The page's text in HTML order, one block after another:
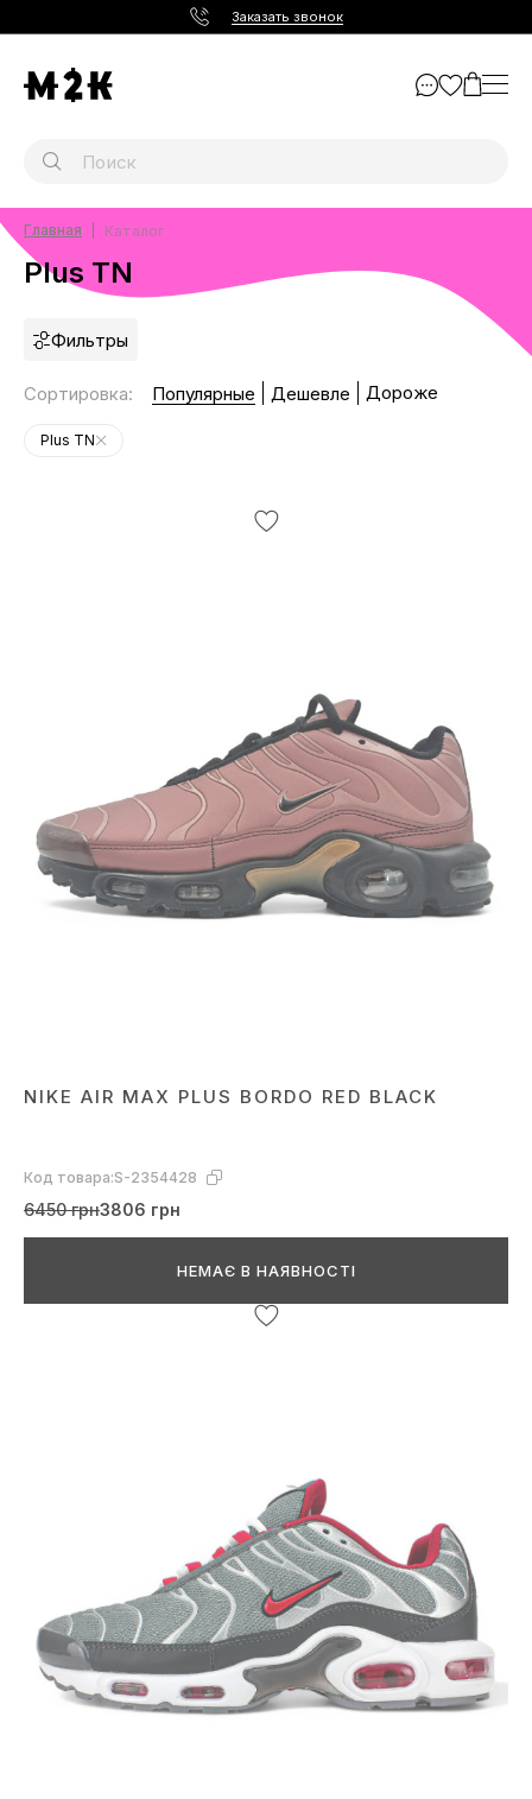
Заказать звонок
Главная Каталог
Plus TN
Фильтры
Сортировка: Популярные Дешевле Дороже
Plus TN
NIKE AIR MAX PLUS BORDO RED BLACK
Код товара:S-2354428
6450 грн3806 грн
НЕМАЄ В НАЯВНОСТІ